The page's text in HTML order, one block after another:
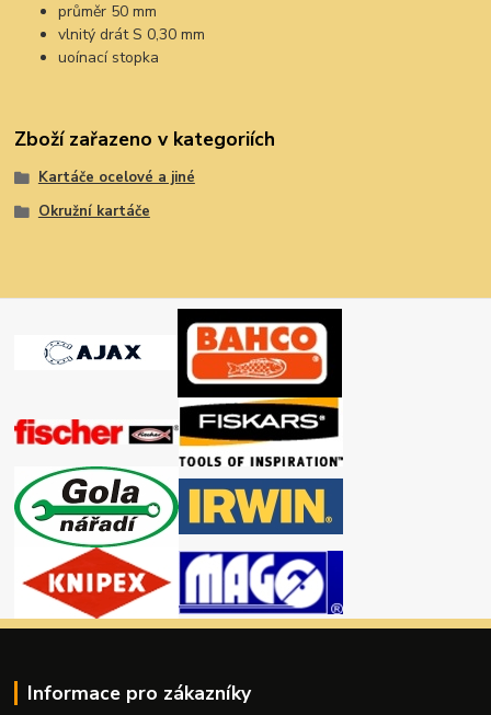
průměr 50 mm
vlnitý drát S 0,30 mm
uoínací stopka
Zboží zařazeno v kategoriích
Kartáče ocelové a jiné
Okružní kartáče
Informace pro zákazníky